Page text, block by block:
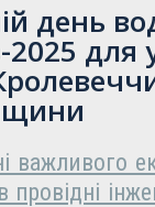
день
2025 для
важливого
провідні